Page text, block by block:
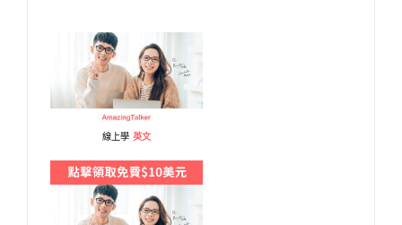
線上學 英文